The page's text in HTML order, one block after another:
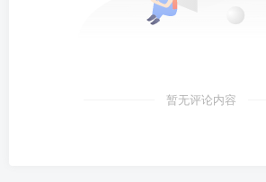
暂无评论内容